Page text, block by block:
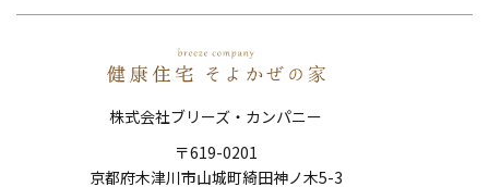
選ばれる理由
住宅性能
Works
施工事例
FAQ
よくある質問
株式会社ブリーズ・カンパニー
〒619-0201
京都府木津川市山城町綺田神ノ木5-3